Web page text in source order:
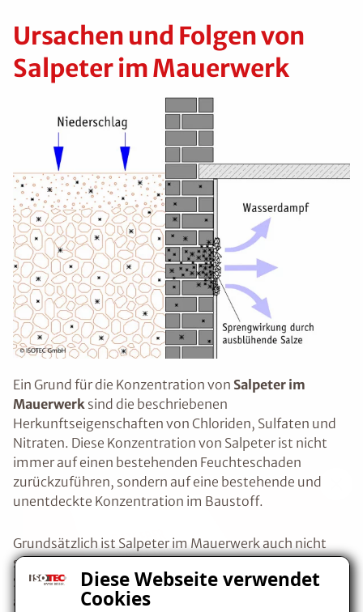
Diese Webseite verwendet
Cookies
Ursachen und Folgen von
Salpeter im Mauerwerk
Ein Grund für die Konzentration von Salpeter im
Mauerwerk sind die beschriebenen
Herkunftseigenschaften von Chloriden, Sulfaten und
Nitraten. Diese Konzentration von Salpeter ist nicht
immer auf einen bestehenden Feuchteschaden
zurückzuführen, sondern auf eine bestehende und
unentdeckte Konzentration im Baustoff.
Grundsätzlich ist Salpeter im Mauerwerk auch nicht
schädlich, denn zu Schäden kommt es erst, wenn der
Salpeter Feuchtigkeit aufnimmt, daraufhin
auskristallisiert und sich somit ausdehnt. Die Fähigkeit